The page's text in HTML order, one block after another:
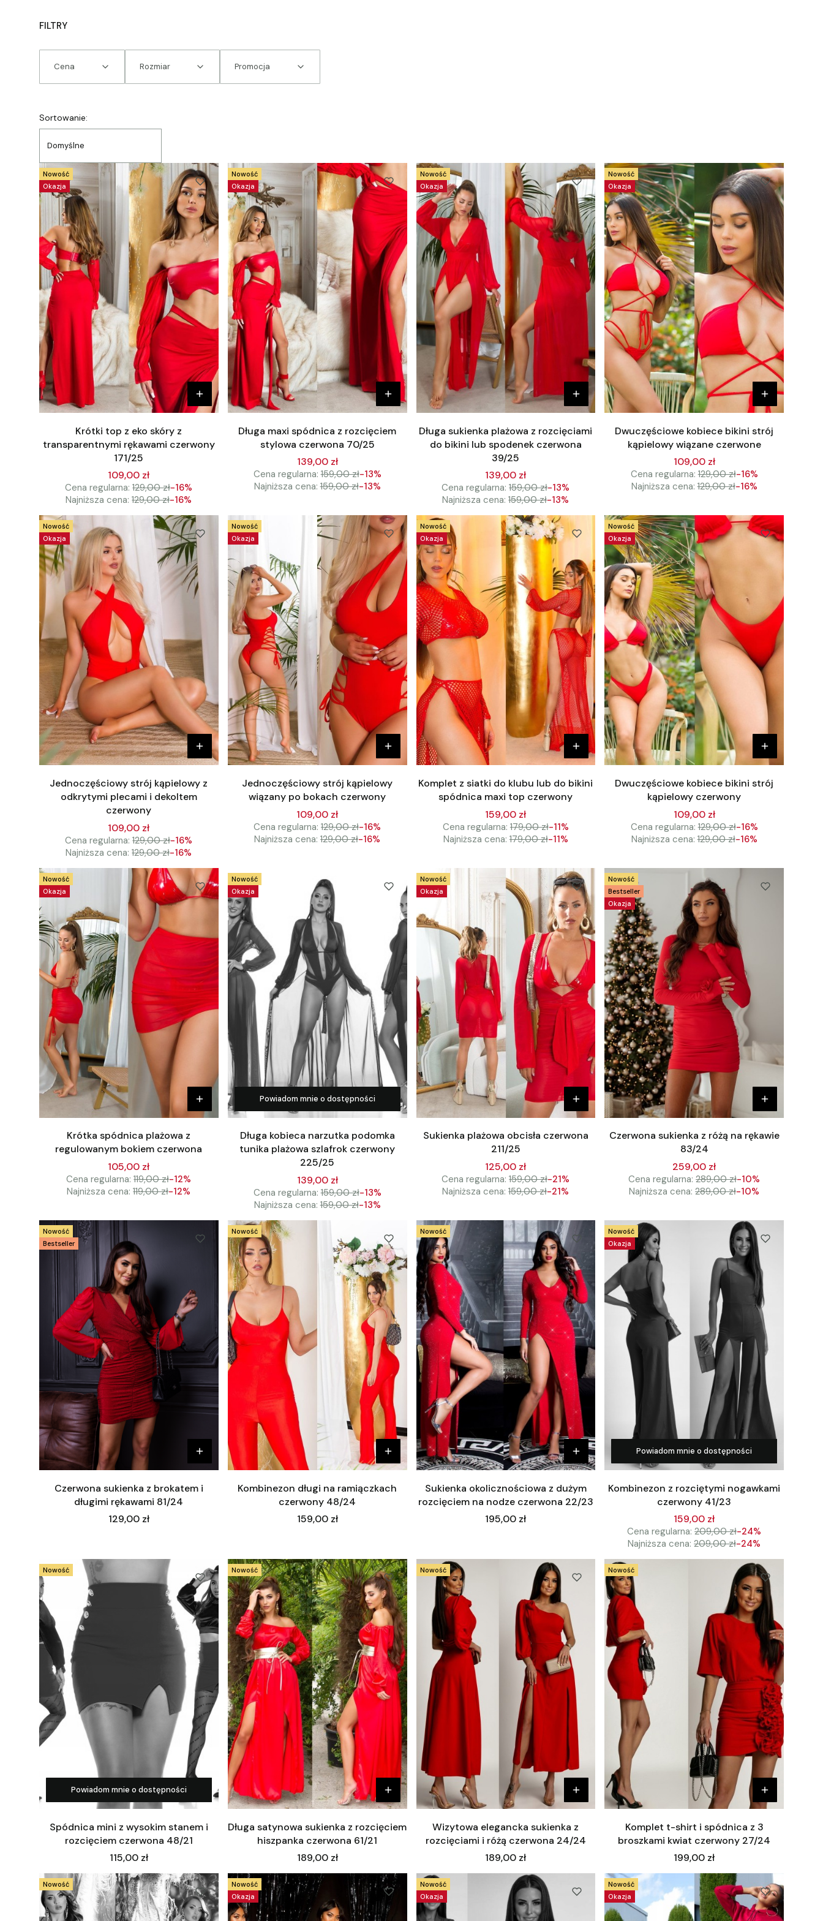
FILTRY
Cena Rozmiar Promocja
Lista produktów
Sortowanie:
Domyślne
Okazja
Nowość
Krótki top z eko skóry z
transparentnymi rękawami czerwony
171/25
109,00 zł
Cena regularna: 129,00 zł-16%
Najniższa cena: 129,00 zł-16%
Okazja
Nowość
Długa maxi spódnica z rozcięciem
stylowa czerwona 70/25
139,00 zł
Cena regularna: 159,00 zł-13%
Najniższa cena: 159,00 zł-13%
Okazja
Nowość
Długa sukienka plażowa z rozcięciami
do bikini lub spodenek czerwona
39/25
139,00 zł
Cena regularna: 159,00 zł-13%
Najniższa cena: 159,00 zł-13%
Okazja
Nowość
Dwuczęściowe kobiece bikini strój
kąpielowy wiązane czerwone
109,00 zł
Cena regularna: 129,00 zł-16%
Najniższa cena: 129,00 zł-16%
Okazja
Nowość
Jednoczęściowy strój kąpielowy z
odkrytymi plecami i dekoltem
czerwony
109,00 zł
Cena regularna: 129,00 zł-16%
Najniższa cena: 129,00 zł-16%
Okazja
Nowość
Jednoczęściowy strój kąpielowy
wiązany po bokach czerwony
109,00 zł
Cena regularna: 129,00 zł-16%
Najniższa cena: 129,00 zł-16%
Okazja
Nowość
Komplet z siatki do klubu lub do bikini
spódnica maxi top czerwony
159,00 zł
Cena regularna: 179,00 zł-11%
Najniższa cena: 179,00 zł-11%
Okazja
Nowość
Dwuczęściowe kobiece bikini strój
kąpielowy czerwony
109,00 zł
Cena regularna: 129,00 zł-16%
Najniższa cena: 129,00 zł-16%
Okazja
Nowość
Krótka spódnica plażowa z
regulowanym bokiem czerwona
105,00 zł
Cena regularna: 119,00 zł-12%
Najniższa cena: 119,00 zł-12%
Okazja
Nowość
Powiadom mnie o dostępności
Długa kobieca narzutka podomka
tunika plażowa szlafrok czerwony
225/25
139,00 zł
Cena regularna: 159,00 zł-13%
Najniższa cena: 159,00 zł-13%
Okazja
Nowość
Sukienka plażowa obcisła czerwona
211/25
125,00 zł
Cena regularna: 159,00 zł-21%
Najniższa cena: 159,00 zł-21%
Okazja
Bestseller
Nowość
Czerwona sukienka z różą na rękawie
83/24
259,00 zł
Cena regularna: 289,00 zł-10%
Najniższa cena: 289,00 zł-10%
Bestseller
Nowość
Czerwona sukienka z brokatem i
długimi rękawami 81/24
Cena
129,00 zł
Nowość
Kombinezon długi na ramiączkach
czerwony 48/24
Cena
159,00 zł
Nowość
Sukienka okolicznościowa z dużym
rozcięciem na nodze czerwona 22/23
Cena
195,00 zł
Okazja
Nowość
Powiadom mnie o dostępności
Kombinezon z rozciętymi nogawkami
czerwony 41/23
159,00 zł
Cena regularna: 209,00 zł-24%
Najniższa cena: 209,00 zł-24%
Nowość
Powiadom mnie o dostępności
Spódnica mini z wysokim stanem i
rozcięciem czerwona 48/21
Cena
115,00 zł
Nowość
Długa satynowa sukienka z rozcięciem
hiszpanka czerwona 61/21
Cena
189,00 zł
Nowość
Wizytowa elegancka sukienka z
rozcięciami i różą czerwona 24/24
Cena
189,00 zł
Nowość
Komplet t-shirt i spódnica z 3
broszkami kwiat czerwony 27/24
Cena
199,00 zł
Nowość
Okazja
Nowość
Okazja
Nowość
Okazja
Nowość